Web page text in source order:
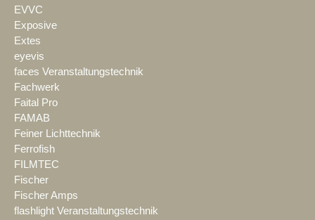
EVVC
Exposive
Extes
eyevis
faces Veranstaltungstechnik
Fachwerk
Faital Pro
FAMAB
Feiner Lichttechnik
Ferrofish
FILMTEC
Fischer
Fischer Amps
flashlight Veranstaltungstechnik